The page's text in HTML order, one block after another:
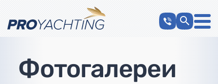
Фотогалереи